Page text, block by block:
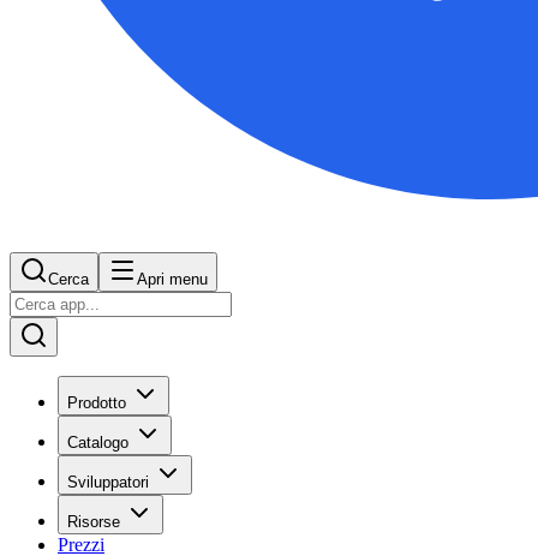
Cerca Apri menu
Prodotto
Catalogo
Sviluppatori
Risorse
Prezzi